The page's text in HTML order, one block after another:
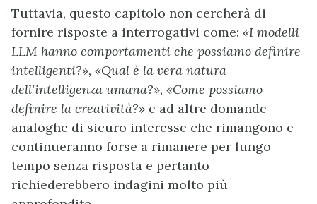
Tuttavia, questo capitolo non cercherà di
fornire risposte a interrogativi come: «I modelli
LLM hanno comportamenti che possiamo definire
intelligenti?», «Qual è la vera natura
dell’intelligenza umana?», «Come possiamo
definire la creatività?» e ad altre domande
analoghe di sicuro interesse che rimangono e
continueranno forse a rimanere per lungo
tempo senza risposta e pertanto
richiederebbero indagini molto più